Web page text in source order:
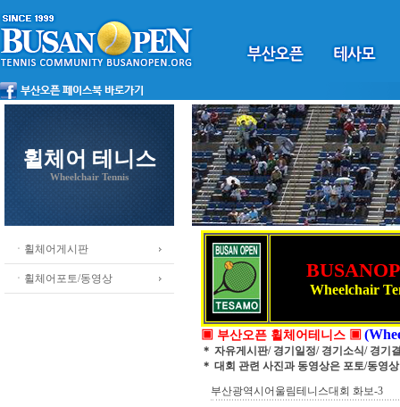
휠체어 테니스
Wheelchair Tennis
ㆍ휠체어게시판
ㆍ휠체어포토/동영상
Wheelchair
▣ 부산오픈 휠체어테니스 ▣
＊ 자유게시판/ 경기일정/ 경기소식/ 경기
＊ 대회 관련 사진과 동영상은 포토/동영
부산광역시어울림테니스대회 화보-3